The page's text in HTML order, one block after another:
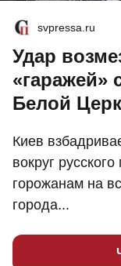
svpressa.ru
Удар
«гаражей»
Белой
Киев
вокруг
горожанам на
города...